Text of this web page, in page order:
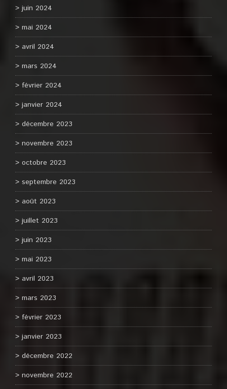
juin 2024
mai 2024
avril 2024
mars 2024
février 2024
janvier 2024
décembre 2023
novembre 2023
octobre 2023
septembre 2023
août 2023
juillet 2023
juin 2023
mai 2023
avril 2023
mars 2023
février 2023
janvier 2023
décembre 2022
novembre 2022